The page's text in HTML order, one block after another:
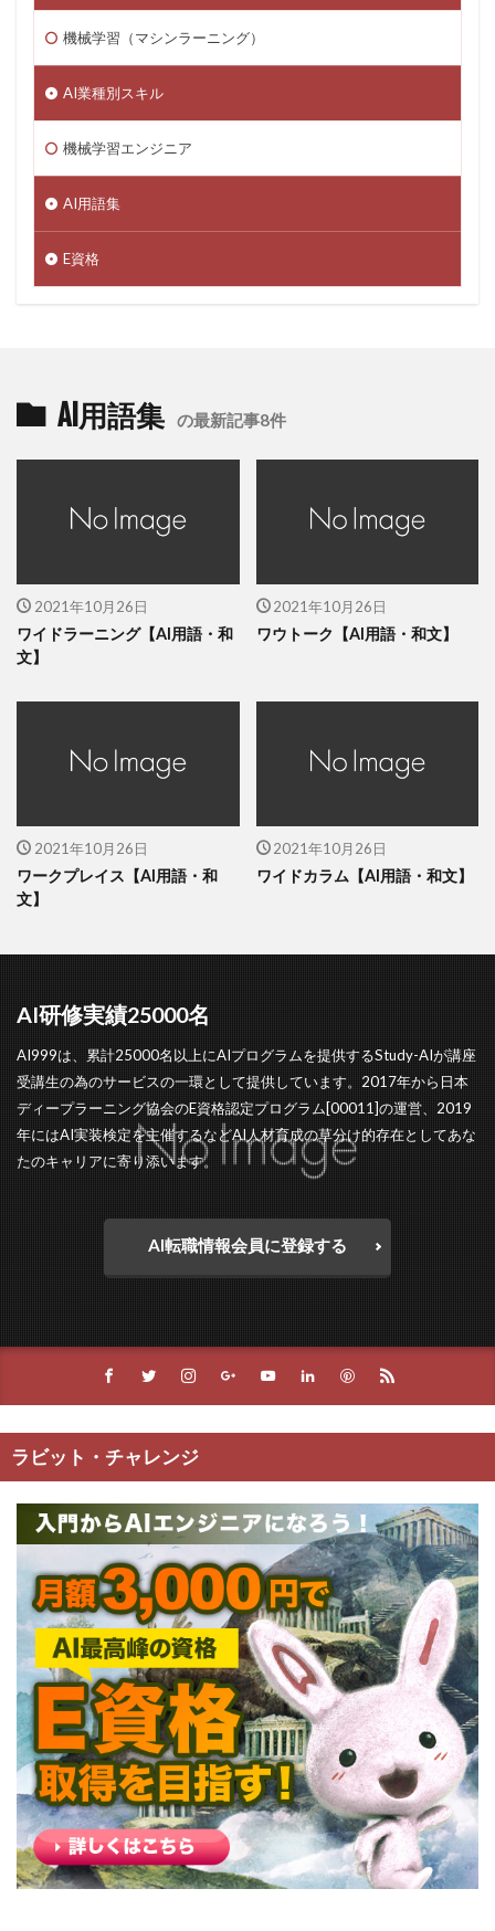
機械学習（マシンラーニング）
AI業種別スキル
機械学習エンジニア
AI用語集
E資格
AI用語集 の最新記事8件
2021年10月26日
ワイドラーニング【AI用語・和
文】
2021年10月26日
ワウトーク【AI用語・和文】
2021年10月26日
ワークプレイス【AI用語・和
文】
2021年10月26日
ワイドカラム【AI用語・和文】
AI研修実績25000名
AI999は、累計25000名以上にAIプログラムを提供するStudy-AIが講座
受講生の為のサービスの一環として提供しています。2017年から日本
ディープラーニング協会のE資格認定プログラム[00011]の運営、2019
年にはAI実装検定を主催するなどAI人材育成の草分け的存在としてあな
たのキャリアに寄り添います。
AI転職情報会員に登録する
ラビット・チャレンジ